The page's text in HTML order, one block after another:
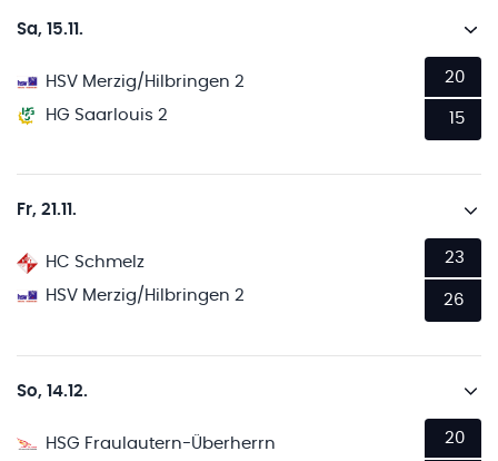
Sa, 15.11.
HSV Merzig/Hilbringen 2
HG Saarlouis 2
20
15
Fr, 21.11.
HC Schmelz
HSV Merzig/Hilbringen 2
23
26
So, 14.12.
HSG Fraulautern-Überherrn
20